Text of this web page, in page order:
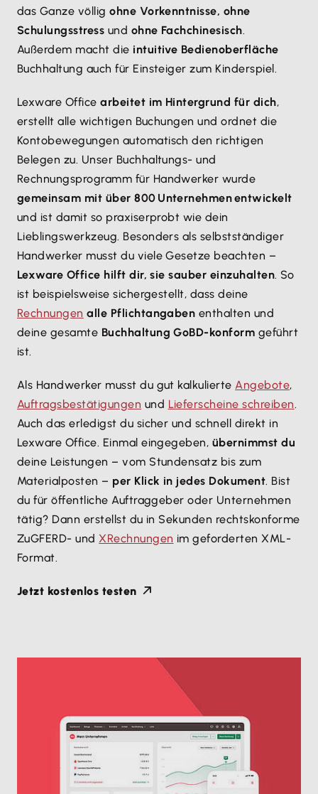
das Ganze völligohne Vorkenntnisse, ohne
Schulungsstress und ohne Fachchinesisch.
Außerdem macht die intuitive Bedienoberfläche
Buchhaltung auch für Einsteiger zum Kinderspiel.
Lexware Officearbeitet im Hintergrund für dich,
erstellt alle wichtigen Buchungen und ordnet die
Kontobewegungen automatisch den richtigen
Belegen zu. Unser Buchhaltungs- und
Rechnungsprogramm für Handwerker wurde
gemeinsam mit über 800 Unternehmen entwickelt
und ist damit so praxiserprobt wie dein
Lieblingswerkzeug. Besonders als selbstständiger
Handwerker musst du viele Gesetze beachten –
Lexware Office hilft dir, sie sauber einzuhalten. So
ist beispielsweise sichergestellt, dass deine
Rechnungen alle Pflichtangaben enthalten und
deine gesamte Buchhaltung GoBD-konform geführt
ist.
Als Handwerker musst du gut kalkulierteAngebote,
Auftragsbestätigungen und Lieferscheine schreiben.
Auch das erledigst du sicher und schnell direkt in
Lexware Office. Einmal eingegeben, übernimmst du
deine Leistungen – vom Stundensatz bis zum
Materialposten – per Klick in jedes Dokument. Bist
du für öffentliche Auftraggeber oder Unternehmen
tätig? Dann erstellst du in Sekunden rechtskonforme
ZuGFERD- undXRechnungen im geforderten XML-
Format.
Jetzt kostenlos testen